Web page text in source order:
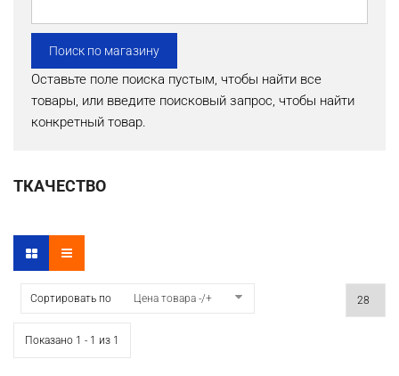
Оставьте поле поиска пустым, чтобы найти все
товары, или введите поисковый запрос, чтобы найти
конкретный товар.
ТКАЧЕСТВО
Сортировать по Цена товара -/+
Показано 1 - 1 из 1